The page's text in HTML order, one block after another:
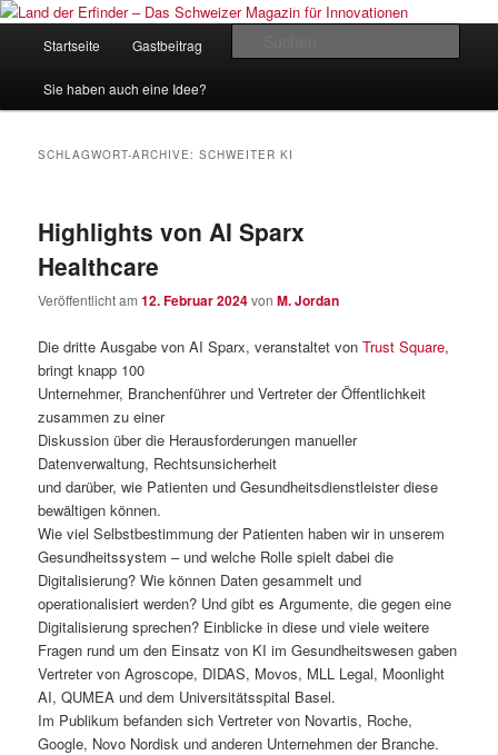
Zum
wechseln
Zum
wechselnLand der Erfinder – Das Schweizer
Startseite Gastbeitrag
Sie haben auch eine Idee?
SCHLAGWORT-ARCHIVE:SCHWEITER KI
Highlights von AI Sparx
Healthcare
Veröffentlicht am12. Februar 2024vonM. Jordan
Die dritte Ausgabe von AI Sparx, veranstaltet vonTrust Square,
bringt knapp 100
Unternehmer, Branchenführer und Vertreter der Öffentlichkeit
zusammen zu einer
Diskussion über die Herausforderungen manueller
Datenverwaltung, Rechtsunsicherheit
und darüber, wie Patienten und Gesundheitsdienstleister diese
bewältigen können.
Wie viel Selbstbestimmung der Patienten haben wir in unserem
Gesundheitssystem – und welche Rolle spielt dabei die
Digitalisierung? Wie können Daten gesammelt und
operationalisiert werden? Und gibt es Argumente, die gegen eine
Digitalisierung sprechen? Einblicke in diese und viele weitere
Fragen rund um den Einsatz von KI im Gesundheitswesen gaben
Vertreter von Agroscope, DIDAS, Movos, MLL Legal, Moonlight
AI, QUMEA und dem Universitätsspital Basel.
Im Publikum befanden sich Vertreter von Novartis, Roche,
Google, Novo Nordisk und anderen Unternehmen der Branche.